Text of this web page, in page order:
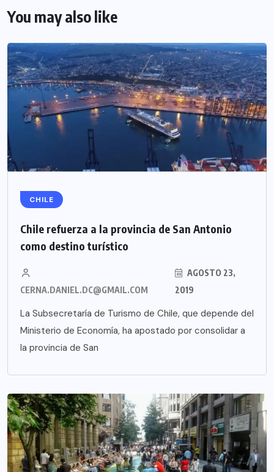
You may also like
CHILE
Chile refuerza a la provincia de San Antonio
como destino turístico
CERNA.DANIEL.DC@GMAIL.COM
AGOSTO 23,
2019
La Subsecretaría de Turismo de Chile, que depende del
Ministerio de Economía, ha apostado por consolidar a
la provincia de San